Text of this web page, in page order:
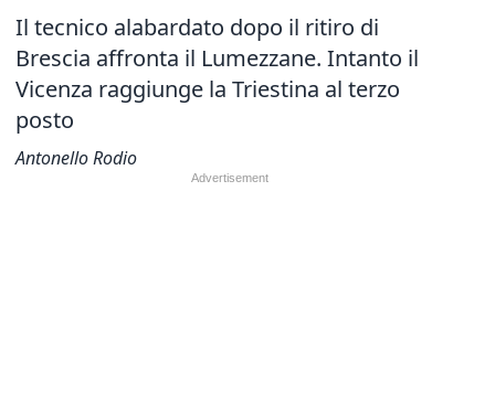
Il tecnico alabardato dopo il ritiro di
Brescia affronta il Lumezzane. Intanto il
Vicenza raggiunge la Triestina al terzo
posto
Antonello Rodio